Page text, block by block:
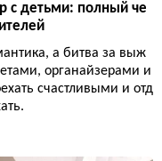
с детьми: полный че
а битва за выж
органайзерами и
счастливыми и отд